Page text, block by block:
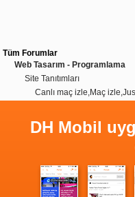
Tüm Forumlar
Web Tasarım - Programlama
Site Tanıtımları
Canlı maç izle,Maç
DH Mobil